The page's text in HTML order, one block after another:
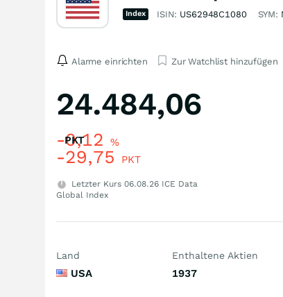
Index ISIN: US62948C1080 SYM:
Alarme einrichten Zur Watchlist hinzufügen
24.484,06
PKT
-0,12 %
-29,75 PKT
Letzter Kurs 06.08.26 ICE Data
Global Index
Land
USA
Enthaltene Aktien
1937